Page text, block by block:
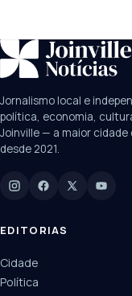
SUGESTÕES: JEC
Câmara
UPA Sul
Jornalismo local e
política, economia,
Joinville — a maior
desde 2021.
EDITORIAS
Cidade
Política